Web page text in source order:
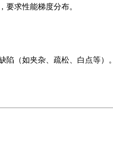
要求性能梯度分布。
（如夹杂、疏松、白点等）。